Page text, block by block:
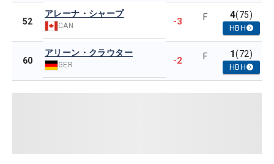
52
アレーナ・シャープ
CAN -3 F 4(75)
HBH
60
アリーン・クラウター
GER -2 F 1(72)
HBH